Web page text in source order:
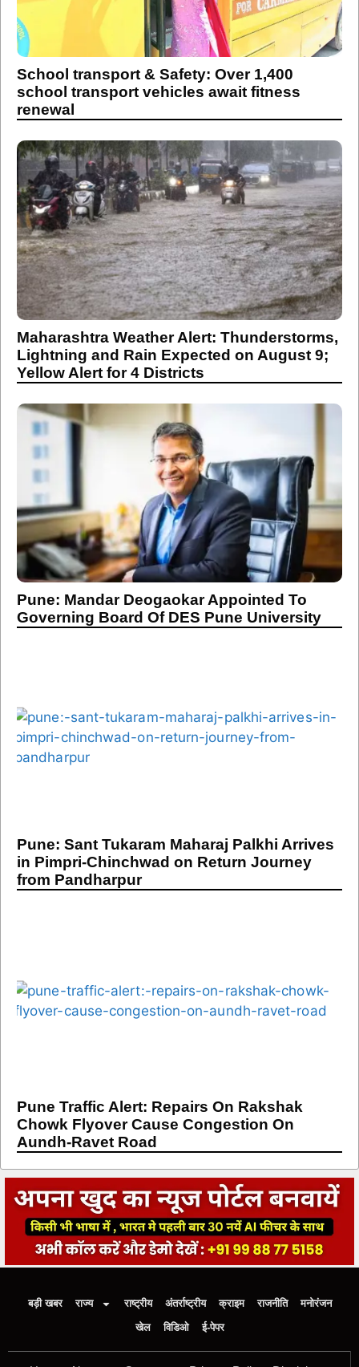
School transport & Safety: Over 1,400
school transport vehicles await fitness
renewal
Maharashtra Weather Alert: Thunderstorms,
Lightning and Rain Expected on August 9;
Yellow Alert for 4 Districts
Pune: Mandar Deogaokar Appointed To
Governing Board Of DES Pune University
Pune: Sant Tukaram Maharaj Palkhi Arrives
in Pimpri-Chinchwad on Return Journey
from Pandharpur
Pune Traffic Alert: Repairs On Rakshak
Chowk Flyover Cause Congestion On
Aundh-Ravet Road
बड़ी खबर राज्य राष्ट्रीय अंतर्राष्ट्रीय क्राइम राजनीति
मनोरंजन
खेल
विडिओ ई-पेपर